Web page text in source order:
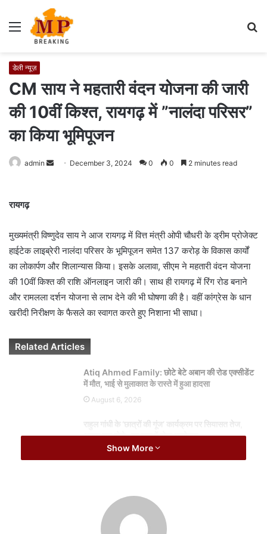
Menu
डेली न्यूज़
CM साय ने महतारी वंदन योजना की जारी
की 10वीं किश्त, रायगढ़ में ”नालंदा परिसर”
का किया भूमिपूजन
admin
n
e
m
a
December 3, 2024 0 0 2 minutes read
रायगढ़
मुख्यमंत्री विष्णुदेव साय ने आज रायगढ़ में वित्त मंत्री ओपी चौधरी के ड्रीम प्रोजेक्ट
हाईटेक लाइब्रेरी नालंदा परिसर के भूमिपूजन समेत 137 करोड़ के विकास कार्यों
का लोकार्पण और शिलान्यास किया। इसके अलावा, सीएम ने महतारी वंदन योजना
की 10वीं किश्त की राशि ऑनलाइन जारी की। साथ ही रायगढ़ में रिंग रोड बनाने
और रामलला दर्शन योजना से लाभ देने की भी घोषणा की है। वहीं कांग्रेस के धान
खरीदी निरीक्षण के फैसले का स्वागत करते हुए निशाना भी साधा।
Related Articles
Atiq Ahmed Family: छोटे बेटे अबान की रोड एक्सीडेंट
में मौत, भाई से मुलाकात के रास्ते में हुआ हादसा
August 6, 2026
राहुल गांधी के ‘छात्रों की गूंज’ कार्यक्रम पर सियासत तेज,
अजय राय बोले- हर हाल में होगा आयोजन
August 6, 2026
बता दें कि रायगढ़ के शहीद कर्नल विप्लव त्रिपाठी मिनी स्टेडियम में आयोजित
कार्यक्रम में मुख्यमंत्री साय ने रायपुर की तर्ज पर रायगढ़ के मरीन ड्राइव एरिया में
42 करोड़ की लागत से बनने वाले नालंदा परिसर का भूमिपूजन किया, इसके साथ
Show More